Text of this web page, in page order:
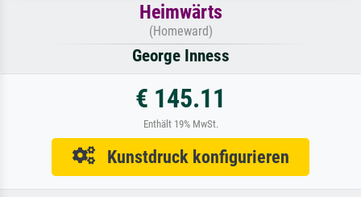
Heimwärts
(Homeward)
George Inness
€ 145.11
Enthält 19% MwSt.
Kunstdruck konfigurieren